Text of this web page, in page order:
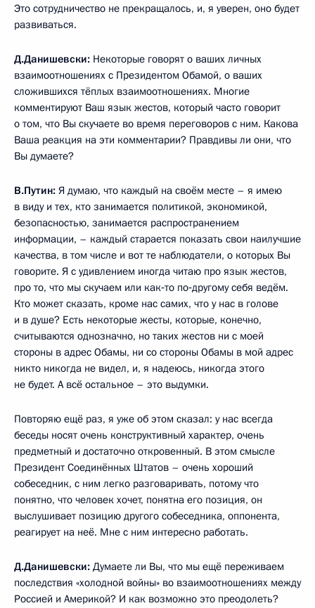
Это сотрудничество не прекращалось, и, я уверен, оно будет
развиваться.
Д.Данишевски: Некоторые говорят о ваших личных
взаимоотношениях с Президентом Обамой, о ваших
сложившихся тёплых взаимоотношениях. Многие
комментируют Ваш язык жестов, который часто говорит
о том, что Вы скучаете во время переговоров с ним. Какова
Ваша реакция на эти комментарии? Правдивы ли они, что
Вы думаете?
В.Путин: Я думаю, что каждый на своём месте – я имею
в виду и тех, кто занимается политикой, экономикой,
безопасностью, занимается распространением
информации, – каждый старается показать свои наилучшие
качества, в том числе и вот те наблюдатели, о которых Вы
говорите. Я с удивлением иногда читаю про язык жестов,
про то, что мы скучаем или как‑то по‑другому себя ведём.
Кто может сказать, кроме нас самих, что у нас в голове
и в душе? Есть некоторые жесты, которые, конечно,
считываются однозначно, но таких жестов ни с моей
стороны в адрес Обамы, ни со стороны Обамы в мой адрес
никто никогда не видел, и, я надеюсь, никогда этого
не будет. А всё остальное – это выдумки.
Повторяю ещё раз, я уже об этом сказал: у нас всегда
беседы носят очень конструктивный характер, очень
предметный и достаточно откровенный. В этом смысле
Президент Соединённых Штатов – очень хороший
собеседник, с ним легко разговаривать, потому что
понятно, что человек хочет, понятна его позиция, он
выслушивает позицию другого собеседника, оппонента,
реагирует на неё. Мне с ним интересно работать.
Д.Данишевски: Думаете ли Вы, что мы ещё переживаем
последствия «холодной войны» во взаимоотношениях между
Россией и Америкой? И как возможно это преодолеть?